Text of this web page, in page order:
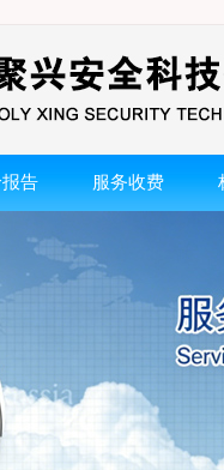
告 服务收费